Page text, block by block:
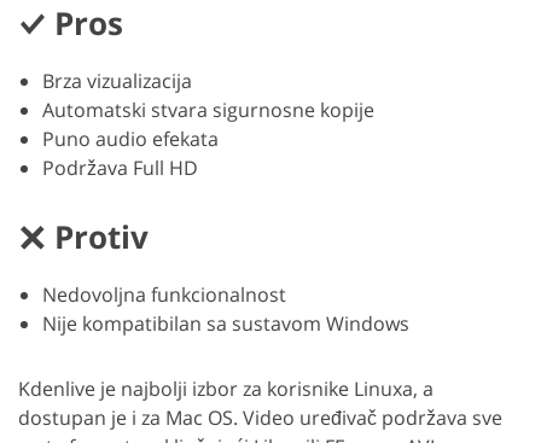
Pros
Brza vizualizacija
Automatski stvara sigurnosne kopije
Puno audio efekata
Podržava Full HD
Protiv
Nedovoljna funkcionalnost
Nije kompatibilan sa sustavom Windows
Kdenlive je najbolji izbor za korisnike Linuxa, a
dostupan je i za Mac OS. Video uređivač podržava sve